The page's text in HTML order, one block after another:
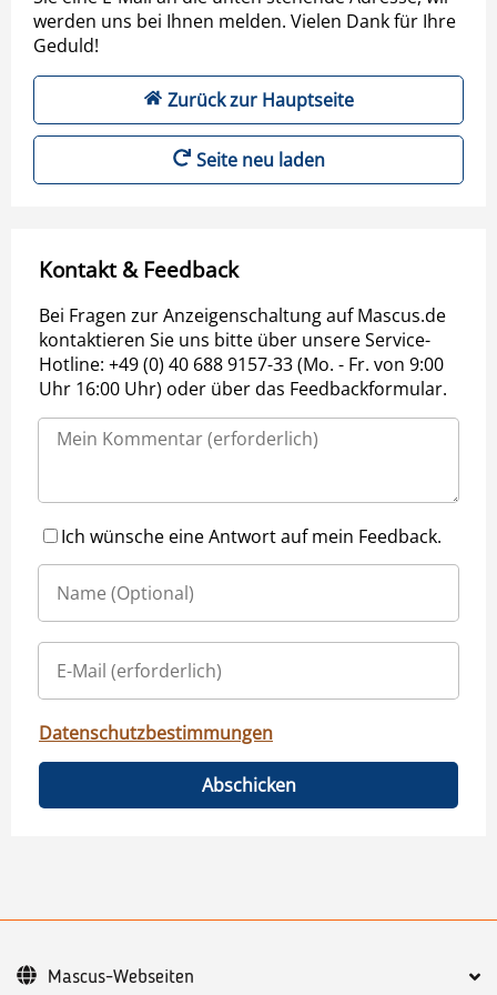
werden uns bei Ihnen melden. Vielen Dank für Ihre
Geduld!
Zurück zur Hauptseite
Seite neu laden
Kontakt & Feedback
Bei Fragen zur Anzeigenschaltung auf Mascus.de
kontaktieren Sie uns bitte über unsere Service-
Hotline: +49 (0) 40 688 9157-33 (Mo. - Fr. von 9:00
Uhr 16:00 Uhr) oder über das Feedbackformular.
Ich wünsche eine Antwort auf mein Feedback.
Datenschutzbestimmungen
Abschicken
Mascus-Webseiten